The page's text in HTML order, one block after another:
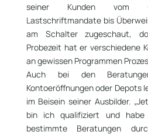
seiner Kunden vom
Lastschriftmandate bis
am Schalter zugeschaut,
Probezeit hat er verschiedene
an gewissen Programmen
Auch bei den
Kontoeröffnungen oder Depots
im Beisein seiner Ausbilder.
bin ich qualifiziert und habe
bestimmte Beratungen